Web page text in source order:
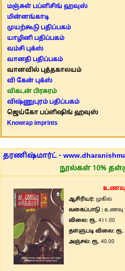
மஞ்சுள் பப்ளிசிங் ஹவுஸ்
மின்னங்காடி
முயற்கூடு பதிப்பகம்
யாழினி பதிப்பகம்
வம்சி புக்ஸ்
வானதி பதிப்பகம்
வானவில் புத்தகாலயம்
வி கேன் புக்ஸ்
விகடன் பிரசுரம்
விஷ்ணுபுரம் பதிப்பகம்
ஜெய்கோ பப்ளிஷிங் ஹவுஸ்
Knowrap imprints
தரணிஷ்மார்ட் -
நூல்கள் 10%
உணவு
ஆசிரியர்: முகில்
வகைப்பாடு : உணவு
விலை: ரூ. 411.00
தள்ளுபடி விலை: ரூ.
அஞ்சல்: ரூ. 40.00